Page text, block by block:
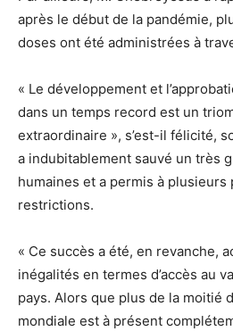
après le début de la pandémie,
doses ont été administrées à
« Le développement et
dans un temps record est un
extraordinaire », s’est-il félicité,
a indubitablement sauvé un très
humaines et a permis à plusieurs
restrictions.
« Ce succès a été, en revanche,
inégalités en termes d’accès au
pays. Alors que plus de la moitié
mondiale est à présent